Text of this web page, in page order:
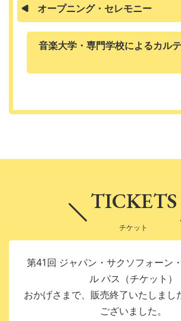
オープニング・セレモニー
音楽大学・専門学校によるカル
TICKETS
チケット
第41回 ジャパン・サクソフォーン
ル パス（チケット）
おかげさまで、販売終了いたしまし
ございました。